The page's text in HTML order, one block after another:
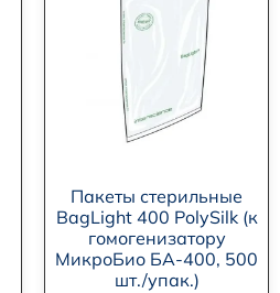
Пакеты стерильные
BagLight 400 PolySilk (к
гомогенизатору
МикроБио БА-400, 500
шт./упак.)